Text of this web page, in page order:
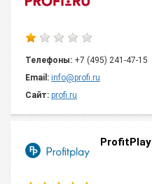
Телефоны: +7 (495) 241-47-15
Email: info@profi.ru
Сайт: profi.ru
ProfitPlay